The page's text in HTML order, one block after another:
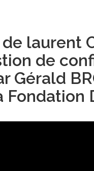
laurent
de
Gérald
Fondation